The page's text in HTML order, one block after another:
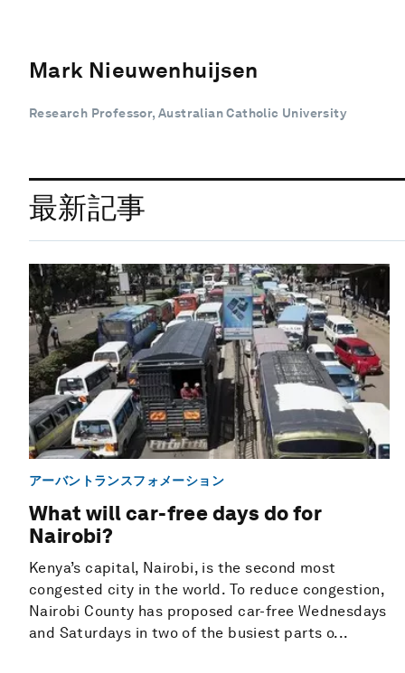
Mark Nieuwenhuijsen
Research Professor, Australian Catholic University
最新記事
アーバントランスフォメーション
What will car-free days do for
Nairobi?
Kenya’s capital, Nairobi, is the second most
congested city in the world. To reduce congestion,
Nairobi County has proposed car-free Wednesdays
and Saturdays in two of the busiest parts o...